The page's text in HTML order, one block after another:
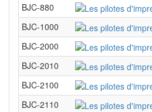
BJC-880
BJC-1000
BJC-2000
BJC-2010
BJC-2100
BJC-2110